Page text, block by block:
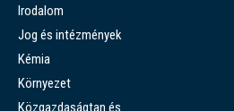
Irodalom
Jog és intézmények
Kémia
Környezet
Közgazdaságtan és